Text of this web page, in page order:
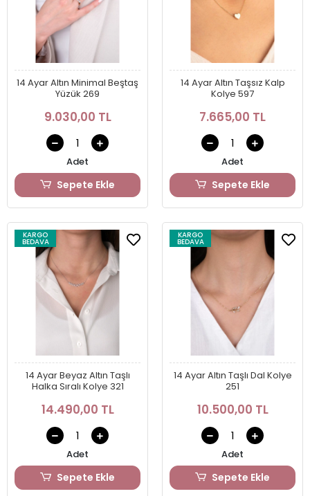
14 Ayar Altın Minimal Beştaş
Yüzük 269
9.030,00 TL
Adet
Sepete Ekle
14 Ayar Altın Taşsız Kalp
Kolye 597
7.665,00 TL
Adet
Sepete Ekle
KARGO
BEDAVA
14 Ayar Beyaz Altın Taşlı
Halka Sıralı Kolye 321
14.490,00 TL
Adet
Sepete Ekle
KARGO
BEDAVA
14 Ayar Altın Taşlı Dal Kolye
251
10.500,00 TL
Adet
Sepete Ekle